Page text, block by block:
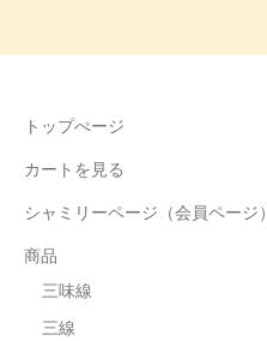
トップぺージ
カートを見る
シャミリーページ（会員ページ）
商品
三味線
三線